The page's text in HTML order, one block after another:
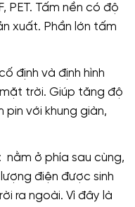
PET. Tấm nền có độ
xuất. Phần lớn tấm
định và định hình
trời. Giúp tăng độ
với khung giàn,
nằm ở phía sau cùng,
điện được sinh
ra ngoài. Vì đây là